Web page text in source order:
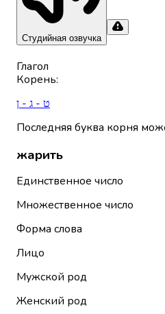
Студийная озвучка
Глагол
Корень:
ט - ג - ן
Последняя буква корня
жарить
Единственное число
Множественное число
Форма слова
Лицо
Мужской род
Женский род